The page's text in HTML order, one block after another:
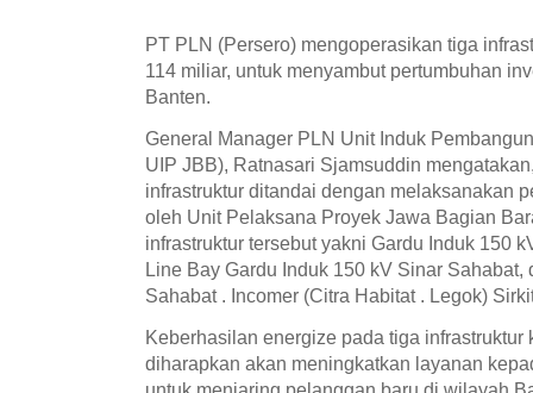
PT PLN (Persero) mengoperasikan tiga
114 miliar, untuk menyambut pertumbuhan
Banten.
General Manager PLN Unit Induk
UIP JBB), Ratnasari Sjamsuddin
infrastruktur ditandai dengan melaksanakan
oleh Unit Pelaksana Proyek Jawa Bagian
infrastruktur tersebut yakni Gardu Induk 150
Line Bay Gardu Induk 150 kV Sinar
Sahabat . Incomer (Citra Habitat . Legok)
Keberhasilan energize pada tiga infrastruktur
diharapkan akan meningkatkan layanan